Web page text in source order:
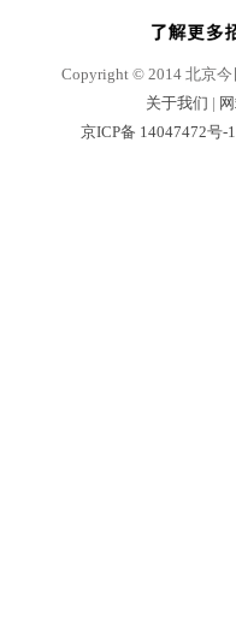
Copyright © 2014 北京今
关于我们 |
京ICP备 14047472号-